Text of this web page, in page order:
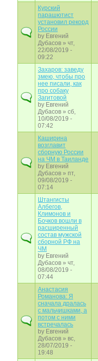
Курский
парашютист
установил рекорд
России
by Евгений
Дубасов » чт,
22/08/2019 -
09:22
Захаров: заведу
змею, чтобы про
нее писали, как
про собаку
Загитовой
by Евгений
Дубасов » сб,
10/08/2019 -
07:42
Каширина
возглавит
сборную России
на ЧМ в Таиланде
by Евгений
Дубасов » пт,
09/08/2019 -
07:14
Штангисты
Албегов,
Климонов и
Бочков вошли в
расширенный
состав мужской
сборной РФ на
ЧМ
by Евгений
Дубасов » чт,
08/08/2019 -
07:44
Анастасия
Романова: Я
сначала дралась
с мальчишками, а
потом с ними
встречалась
by Евгений
Дубасов » вс,
28/07/2019 -
19:48